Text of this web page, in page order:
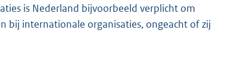
is Nederland bijvoorbeeld verplicht om
bij internationale organisaties, ongeacht of zij